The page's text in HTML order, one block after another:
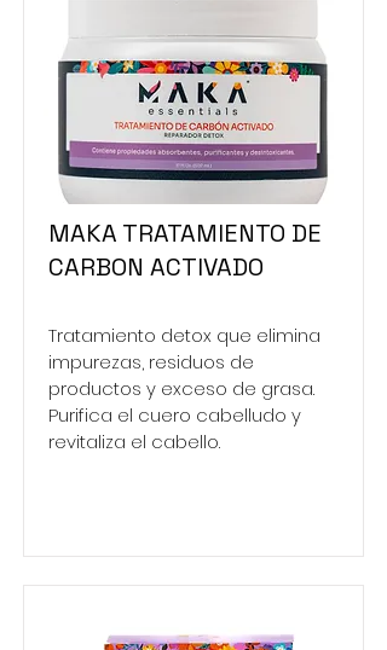
MAKA TRATAMIENTO DE
CARBON ACTIVADO
Tratamiento detox que elimina
impurezas, residuos de
productos y exceso de grasa.
Purifica el cuero cabelludo y
revitaliza el cabello.